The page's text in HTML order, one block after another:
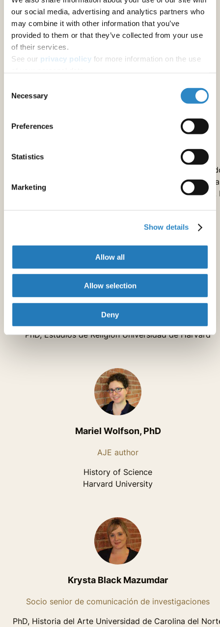
our social media, advertising and analytics partners who
may combine it with other information that you’ve
provided to them or that they’ve collected from your use
of their services.
See our privacy policy for more information on the use
Selection
Necessary
Preferences
Statistics
Marketing
Show details
Allow all
Allow selection
Deny
City University of Hong Kong
Nuestro equipo entiende su investigación y conoce
lo que se necesita para que llegue a ser publicada en
principales revistas de humanidades y ciencias sociales.
Editor Acadêmico, Especialista
PhD, Estudios de Religión Universidad de Harvard
Mariel Wolfson, PhD
AJE author
History of Science
Harvard University
Krysta Black Mazumdar
Socio senior de comunicación de investigaciones
PhD, Historia del Arte Universidad de Carolina del